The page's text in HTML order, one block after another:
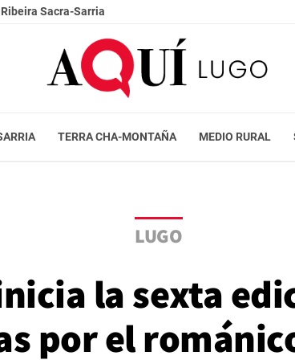
Ribeira Sacra-Sarria
TERRA CHA-MONTAÑA MEDIO RURAL
LUGO
la sexta
por el